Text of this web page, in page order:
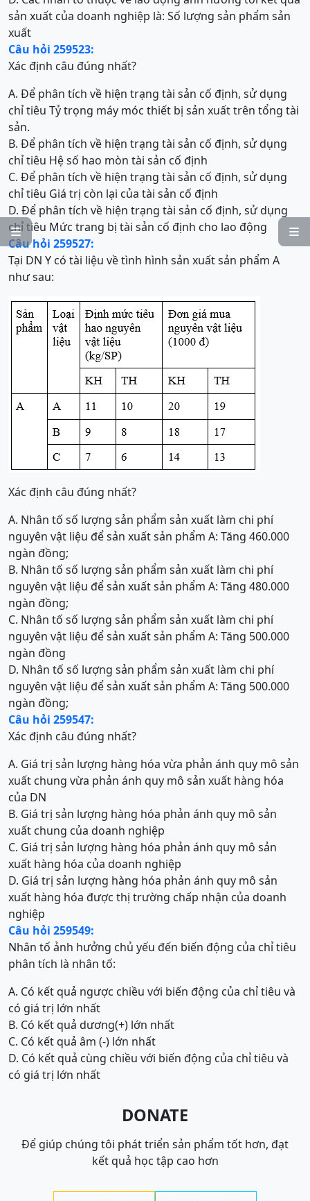


sản xuất của doanh nghiệp là: Số lượng sản phẩm sản
xuất
Câu hỏi 259523:
Xác định câu đúng nhất?
A. Để phân tích về hiện trạng tài sản cố định, sử dụng
chỉ tiêu Tỷ trọng máy móc thiết bị sản xuất trên tổng tài
sản.
B. Để phân tích về hiện trạng tài sản cố định, sử dụng
chỉ tiêu Hệ số hao mòn tài sản cố định
C. Để phân tích về hiện trạng tài sản cố định, sử dụng
chỉ tiêu Giá trị còn lại của tài sản cố định
D. Để phân tích về hiện trạng tài sản cố định, sử dụng
chỉ tiêu Mức trang bị tài sản cố định cho lao động
Câu hỏi 259527:
Tại DN Y có tài liệu về tình hình sản xuất sản phẩm A
như sau:
Xác định câu đúng nhất?
A. Nhân tố số lượng sản phẩm sản xuất làm chi phí
nguyên vật liệu để sản xuất sản phẩm A: Tăng 460.000
ngàn đồng;
B. Nhân tố số lượng sản phẩm sản xuất làm chi phí
nguyên vật liệu để sản xuất sản phẩm A: Tăng 480.000
ngàn đồng;
C. Nhân tố số lượng sản phẩm sản xuất làm chi phí
nguyên vật liệu để sản xuất sản phẩm A: Tăng 500.000
ngàn đồng
D. Nhân tố số lượng sản phẩm sản xuất làm chi phí
nguyên vật liệu để sản xuất sản phẩm A: Tăng 500.000
ngàn đồng;
Câu hỏi 259547:
Xác định câu đúng nhất?
A. Giá trị sản lượng hàng hóa vừa phản ánh quy mô sản
xuất chung vừa phản ánh quy mô sản xuất hàng hóa
của DN
B. Giá trị sản lượng hàng hóa phản ánh quy mô sản
xuất chung của doanh nghiệp
C. Giá trị sản lượng hàng hóa phản ánh quy mô sản
xuất hàng hóa của doanh nghiệp
D. Giá trị sản lượng hàng hóa phản ánh quy mô sản
xuất hàng hóa được thị trường chấp nhận của doanh
nghiệp
Câu hỏi 259549:
Nhân tố ảnh hưởng chủ yếu đến biến động của chỉ tiêu
phân tích là nhân tố:
A. Có kết quả ngược chiều với biến động của chỉ tiêu và
có giá trị lớn nhất
B. Có kết quả dương(+) lớn nhất
C. Có kết quả âm (-) lớn nhất
D. Có kết quả cùng chiều với biến động của chỉ tiêu và
có giá trị lớn nhất
DONATE
Để giúp chúng tôi phát triển sản phẩm tốt hơn, đạt
kết quả học tập cao hơn